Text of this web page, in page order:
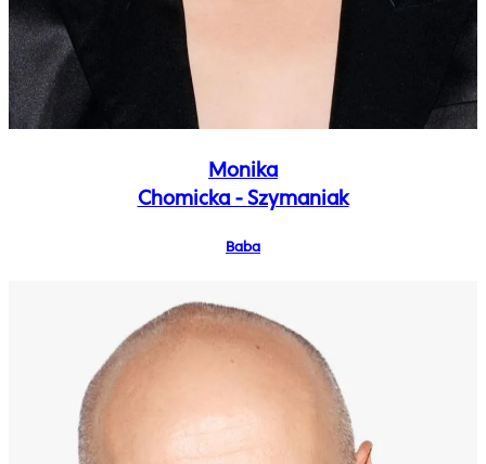
Monika
Chomicka - Szymaniak
Baba